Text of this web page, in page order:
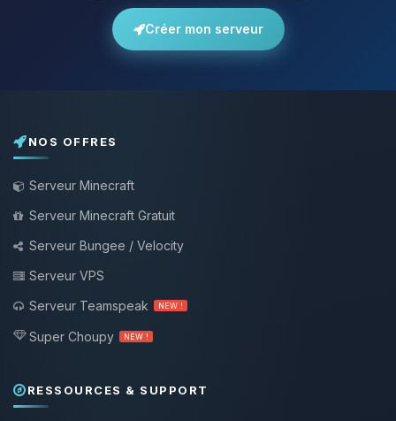
Créer mon serveur
NOS OFFRES
Serveur Minecraft
Serveur Minecraft Gratuit
Serveur Bungee / Velocity
Serveur VPS
Serveur Teamspeak
NEW !
Super Choupy NEW !
RESSOURCES & SUPPORT